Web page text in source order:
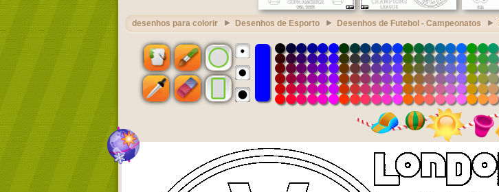
desenhos para colorir Desenhos de Esporto Desenhos de Futebol - Campeonatos